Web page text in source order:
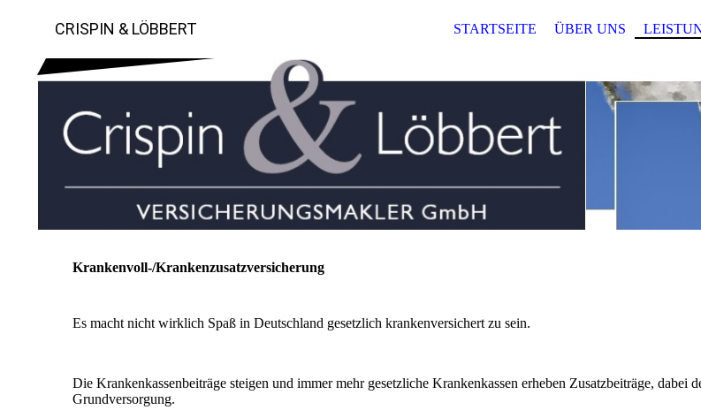
STARTSEITE ÜBER UNS
CRISPIN & LÖBBERT
Krankenvoll-/Krankenzusatzversicherung
Es macht nicht wirklich Spaß in Deutschland gesetzlich krankenversichert zu sein.
Die Krankenkassenbeiträge steigen und immer mehr gesetzliche Krankenkassen erheben Zusatzbeiträge, dabei
Grundversorgung.